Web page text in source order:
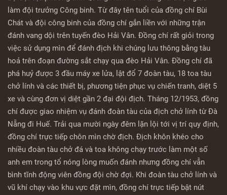
làm đội trưởng Công binh. Từ đây tên tuổi của đồng chí Bùi
Chát và đội công binh của đồng chí gắn liền với những trận
đánh vang dội trên tuyến đèo Hải Vân. Đồng chí rất giỏi trong
việc sử dụng mìn để đánh địch khi chúng lưu thông bằng tàu
hoả trên đoạn đường sắt chạy qua đèo Hải Vân. Đồng chí đã
phá huỷ được 3 đầu máy xe lửa, lật đổ 7 đoàn tàu, 18 toa tàu
chở lính và các thiết bị, phương tiện phục vụ chiến tranh, diệt 5
xe và cùng đơn vị diệt gần 2 đại đội địch. Tháng 12/1953, đồng
chí được giao nhiệm vụ đánh đoàn tàu của địch chở lính từ Đà
Nẵng đi Huế. Trải qua mười ngày đêm lặn lội tới vị trí quy định,
đồng chí trực tiếp chôn mìn chờ địch. Địch khôn khéo cho
nhiều đoàn tàu chở đá và toa không chạy trước làm một số
anh em trong tổ nóng lòng muốn đánh nhưng đồng chí vẫn
bình tĩnh động viên đồng đội chờ đợi. Khi đoàn tàu chở lính và
vũ khí chạy vào khu vực đặt mìn, đồng chí trực tiếp bật nút